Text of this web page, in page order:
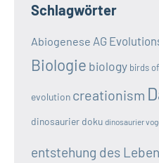
Schlagwörter
Abiogenese AG
Biologie biology birds
evolution creationism
dinosaurier doku dinosaurier
entstehung des